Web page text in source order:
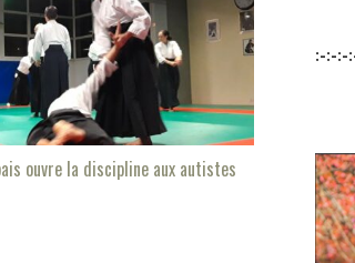
ouvre la discipline aux autistes
:-:-:-